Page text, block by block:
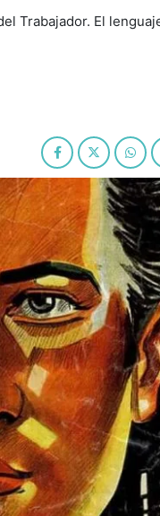
Trabajador. El